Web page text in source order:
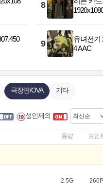
8
9
유녀전기
4 AAC
극장판/OVA 기타
성인제외
용량 포인
2.5G 260P